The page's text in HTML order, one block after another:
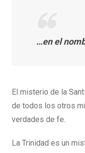
…en el
El misterio de la
de todos los otros
verdades de fe.
La Trinidad es un